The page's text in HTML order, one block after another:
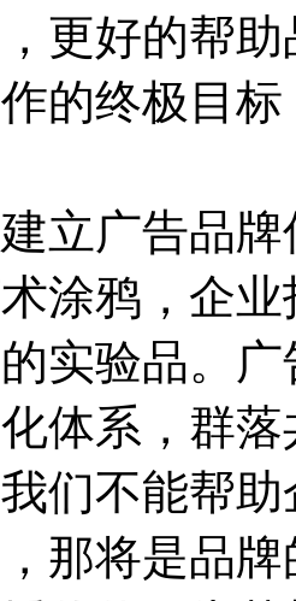
更好的帮
的终极目
立广告品
涂鸦，企
实验品。
体系，群
们不能帮
那将是品